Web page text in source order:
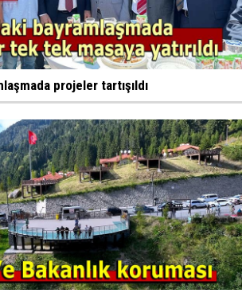
projeler tartışıldı